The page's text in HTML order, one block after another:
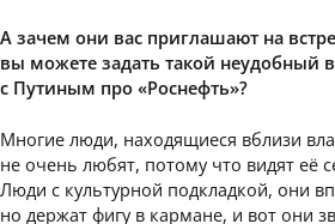
А зачем они вас приглашают на
вы можете задать такой неудобный
с Путиным про «Роснефть»?
Многие люди, находящиеся вблизи
не очень любят, потому что видят её
Люди с культурной подкладкой, они
но держат фигу в кармане, и вот они